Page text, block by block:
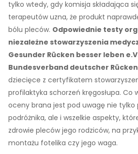
tylko wtedy, gdy komisja składająca
terapeutów uzna, że produkt
bólu pleców. Odpowiednie testy
niezależne stowarzyszenia
Gesunder Rücken besser leben
Bundesverband deutscher
dziecięce z certyfikatem
profilaktyka schorzeń kręgosłupa. Co
oceny brana jest pod uwagę nie tylko
podróżnika, ale i wszelkie aspekty,
zdrowie pleców jego rodziców, na
montażu fotelika czy jego waga.